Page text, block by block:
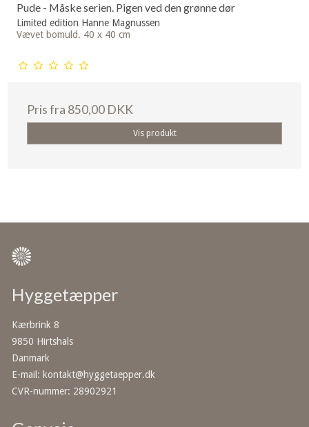
Pude - Måske serien. Pigen ved den grønne dør
Limited edition Hanne Magnussen
Vævet bomuld. 40 x 40 cm
Pris fra 850,00 DKK
Vis produkt
Hyggetæpper
Kærbrink 8
9850 Hirtshals
Danmark
E-mail : kontakt@hyggetaepper.dk
CVR-nummer: 28902921